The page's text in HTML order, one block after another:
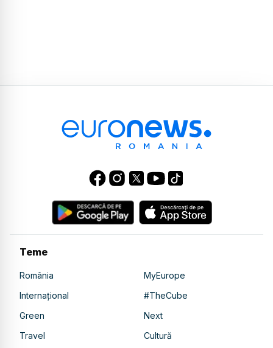
Teme
România
MyEurope
Internațional
#TheCube
Green
Next
Travel
Cultură